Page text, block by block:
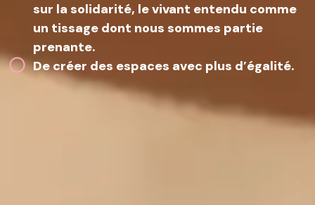
sur la solidarité, le vivant entendu comme
un tissage dont nous sommes partie
prenante.
De créer des espaces avec plus d’égalité.